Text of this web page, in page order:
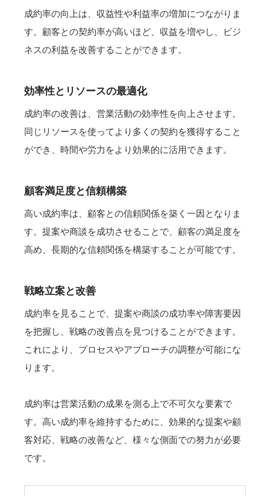
成約率の向上は、収益性や利益率の増加につながりま
す。顧客との契約率が高いほど、収益を増やし、ビジ
ネスの利益を改善することができます。
効率性とリソースの最適化
成約率の改善は、営業活動の効率性を向上させます。
同じリソースを使ってより多くの契約を獲得すること
ができ、時間や労力をより効果的に活用できます。
顧客満足度と信頼構築
高い成約率は、顧客との信頼関係を築く一因となりま
す。提案や商談を成功させることで、顧客の満足度を
高め、長期的な信頼関係を構築することが可能です。
戦略立案と改善
成約率を見ることで、提案や商談の成功率や障害要因
を把握し、戦略の改善点を見つけることができます。
これにより、プロセスやアプローチの調整が可能にな
ります。
成約率は営業活動の成果を測る上で不可欠な要素で
す。高い成約率を維持するために、効果的な提案や顧
客対応、戦略の改善など、様々な側面での努力が必要
です。